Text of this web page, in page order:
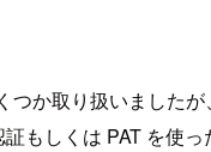
か取り扱いました
もしくは PAT を使